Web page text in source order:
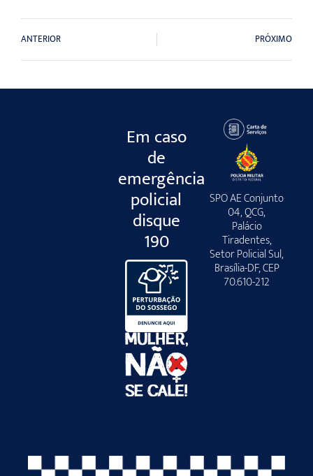
ANTERIOR PRÓXIMO
Em caso
de
emergência
policial
disque
190
SPO AE Conjunto
04, QCG,
Palácio
Tiradentes,
Setor Policial Sul,
Brasília-DF, CEP
70.610-212